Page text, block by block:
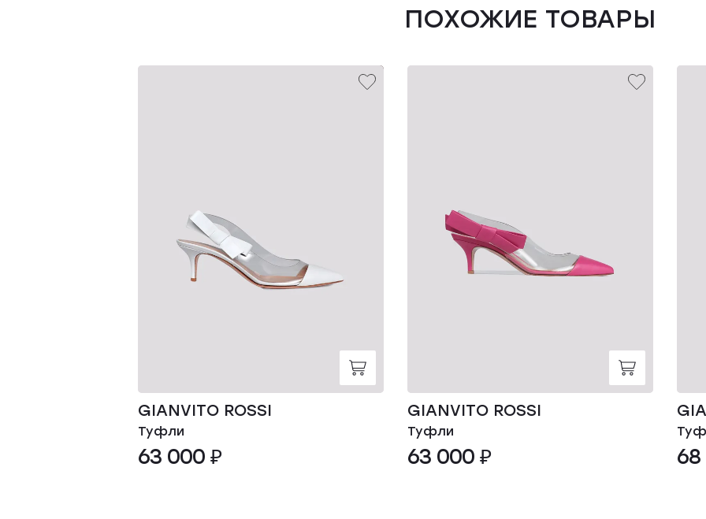
ПОХОЖИЕ ТОВАРЫ
GIANVITO ROSSI
Туфли
63 000 ₽
GIANVITO ROSSI
Туфли
63 000 ₽